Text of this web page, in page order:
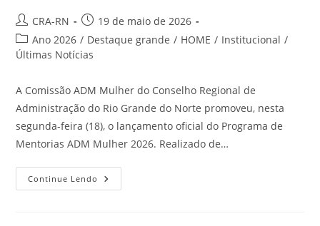
Autor
do
post:
CRA-RN
Post
publicado:
19 de maio de 2026
Categoria
do
Ano 2026 / Destaque grande / HOME / Institucional /
Últimas Notícias
A Comissão ADM Mulher do Conselho Regional de
Administração do Rio Grande do Norte promoveu, nesta
segunda-feira (18), o lançamento oficial do Programa de
Mentorias ADM Mulher 2026. Realizado de…
Continue Lendo Programa
De